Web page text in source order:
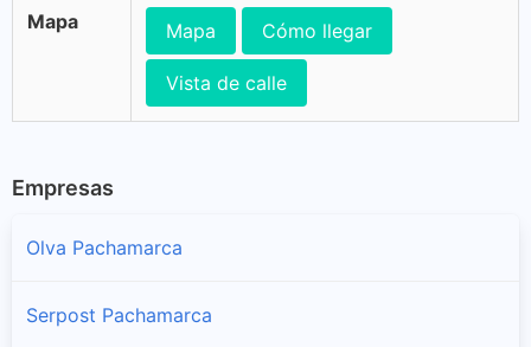
Mapa Mapa Cómo llegar
Vista de calle
Empresas
Olva Pachamarca
Serpost Pachamarca